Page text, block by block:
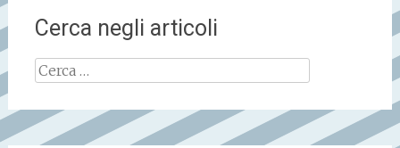
Cerca negli articoli
Ricerca